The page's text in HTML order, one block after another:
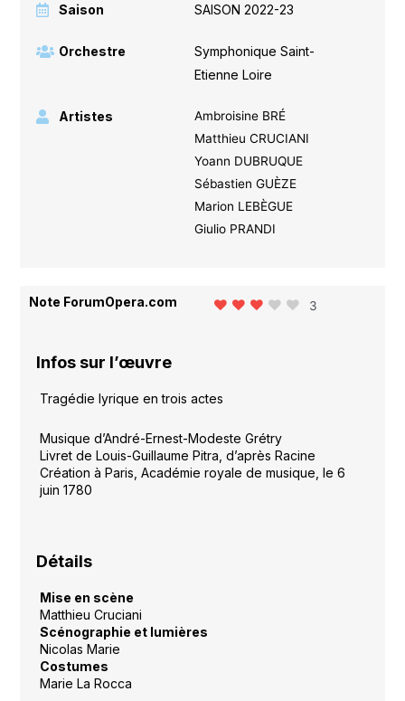
Saison SAISON 2022-23
Orchestre
Symphonique Saint-
Etienne Loire
Artistes
Ambroisine BRÉ
Matthieu CRUCIANI
Yoann DUBRUQUE
Sébastien GUÈZE
Marion LEBÈGUE
Giulio PRANDI
Note ForumOpera.com 3
Infos sur l’œuvre
Tragédie lyrique en trois actes
Musique d’André-Ernest-Modeste Grétry
Livret de Louis-Guillaume Pitra, d’après Racine
Création à Paris, Académie royale de musique, le 6
juin 1780
Détails
Mise en scène
Matthieu Cruciani
Scénographie et lumières
Nicolas Marie
Costumes
Marie La Rocca